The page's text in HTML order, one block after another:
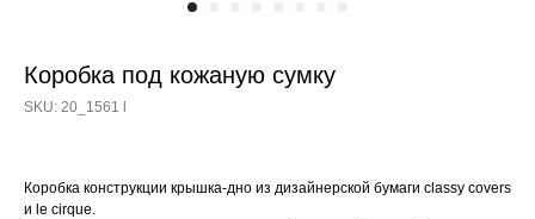
Коробка под кожаную сумку
SKU: 20_1561 l
Коробка конструкции крышка-дно из дизайнерской бумаги classy covers
и le cirque.